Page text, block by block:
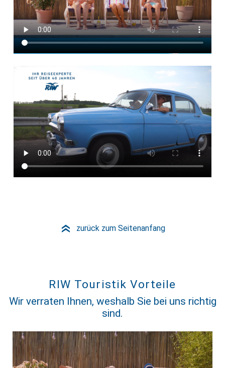
» zurück zum Seitenanfang
RIW Touristik Vorteile
Wir verraten Ihnen, weshalb Sie bei uns richtig
sind.